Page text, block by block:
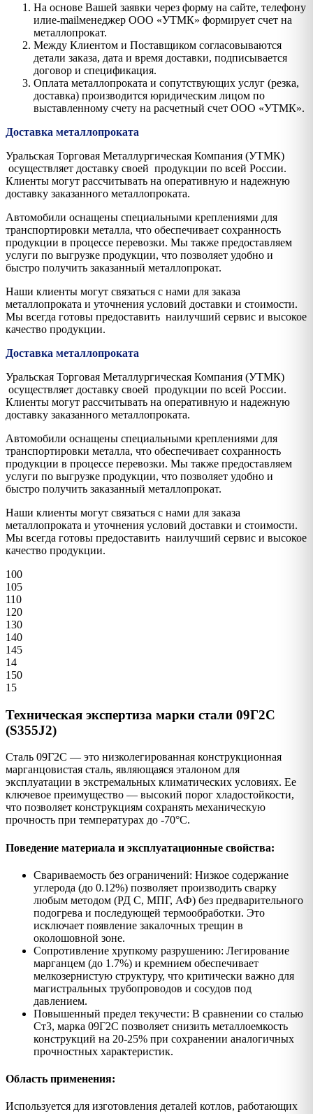
На основе Вашей заявки через форму на сайте, телефону
илиe-mailменеджер ООО «УТМК» формирует счет на
металлопрокат.
Между Клиентом и Поставщиком согласовываются
детали заказа, дата и время доставки, подписывается
договор и спецификация.
Оплата металлопроката и сопутствующих услуг (резка,
доставка) производится юридическим лицом по
выставленному счету на расчетный счет ООО «УТМК».
Доставка металлопроката
Уральская Торговая Металлургическая Компания (УТМК)
осуществляет доставку своей продукции по всей России.
Клиенты могут рассчитывать на оперативную и надежную
доставку заказанного металлопроката.
Автомобили оснащены специальными креплениями для
транспортировки металла, что обеспечивает сохранность
продукции в процессе перевозки. Мы также предоставляем
услуги по выгрузке продукции, что позволяет удобно и
быстро получить заказанный металлопрокат.
Наши клиенты могут связаться с нами для заказа
металлопроката и уточнения условий доставки и стоимости.
Мы всегда готовы предоставить наилучший сервис и высокое
качество продукции.
Доставка металлопроката
Уральская Торговая Металлургическая Компания (УТМК)
осуществляет доставку своей продукции по всей России.
Клиенты могут рассчитывать на оперативную и надежную
доставку заказанного металлопроката.
Автомобили оснащены специальными креплениями для
транспортировки металла, что обеспечивает сохранность
продукции в процессе перевозки. Мы также предоставляем
услуги по выгрузке продукции, что позволяет удобно и
быстро получить заказанный металлопрокат.
Наши клиенты могут связаться с нами для заказа
металлопроката и уточнения условий доставки и стоимости.
Мы всегда готовы предоставить наилучший сервис и высокое
качество продукции.
100
105
110
120
130
140
145
14
150
15
Техническая экспертиза марки стали 09Г2С
(S355J2)
Сталь 09Г2С — это низколегированная конструкционная
марганцовистая сталь, являющаяся эталоном для
эксплуатации в экстремальных климатических условиях. Ее
ключевое преимущество — высокий порог хладостойкости,
что позволяет конструкциям сохранять механическую
прочность при температурах до -70°C.
Поведение материала и эксплуатационные свойства:
Свариваемость без ограничений: Низкое содержание
углерода (до 0.12%) позволяет производить сварку
любым методом (РД С, МПГ, АФ) без предварительного
подогрева и последующей термообработки. Это
исключает появление закалочных трещин в
околошовной зоне.
Сопротивление хрупкому разрушению: Легирование
марганцем (до 1.7%) и кремнием обеспечивает
мелкозернистую структуру, что критически важно для
магистральных трубопроводов и сосудов под
давлением.
Повышенный предел текучести: В сравнении со сталью
Ст3, марка 09Г2С позволяет снизить металлоемкость
конструкций на 20-25% при сохранении аналогичных
прочностных характеристик.
Область применения:
Используется для изготовления деталей котлов, работающих